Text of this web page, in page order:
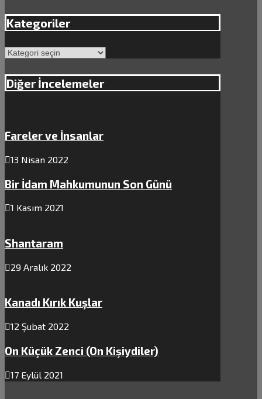
Kategoriler
Kategoriler
Diğer İncelemeler
Fareler ve İnsanlar
13 Nisan 2022
Bir İdam Mahkumunun Son Günü
1 Kasım 2021
Shantaram
29 Aralık 2022
Kanadı Kırık Kuşlar
12 Şubat 2022
On Küçük Zenci (On Kişiydiler)
17 Eylül 2021